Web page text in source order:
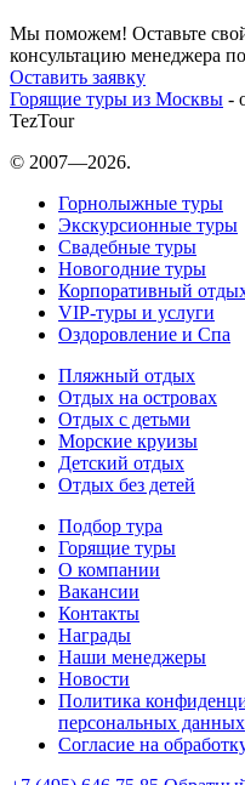
Мы поможем! Оставьте
консультацию менеджера
Оставить заявку
Горящие туры из Москвы -
TezTour
© 2007—2026.
Горнолыжные туры
Экскурсионные туры
Свадебные туры
Новогодние туры
Корпоративный
VIP-туры и услуги
Оздоровление и Спа
Пляжный отдых
Отдых на островах
Отдых с детьми
Морские круизы
Детский отдых
Отдых без детей
Подбор тура
Горящие туры
О компании
Вакансии
Контакты
Награды
Наши менеджеры
Новости
Политика
персональных данных
Согласие на